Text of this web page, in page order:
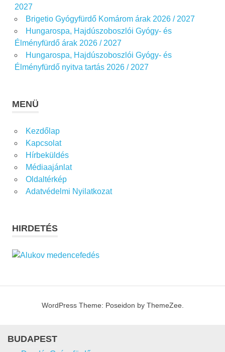
2027
Brigetio Gyógyfürdő Komárom árak 2026 / 2027
Hungarospa, Hajdúszoboszlói Gyógy- és
Élményfürdő árak 2026 / 2027
Hungarospa, Hajdúszoboszlói Gyógy- és
Élményfürdő nyitva tartás 2026 / 2027
MENÜ
Kezdőlap
Kapcsolat
Hírbeküldés
Médiaajánlat
Oldaltérkép
Adatvédelmi Nyilatkozat
HIRDETÉS
WordPress Theme: Poseidon by ThemeZee.
BUDAPEST